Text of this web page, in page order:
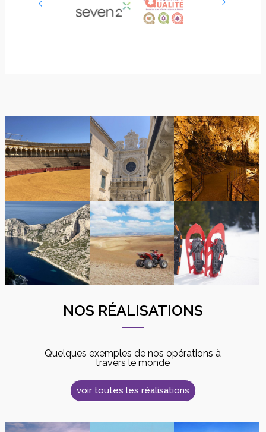
NOS RÉALISATIONS
Quelques exemples de nos opérations à
travers le monde
voir toutes les réalisations